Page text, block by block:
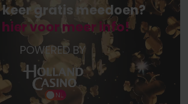
keer gratis meedoen?
hier voor meer info!
POWERED BY